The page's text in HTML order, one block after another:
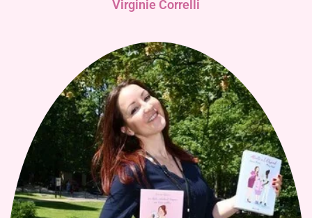
Virginie Correlli